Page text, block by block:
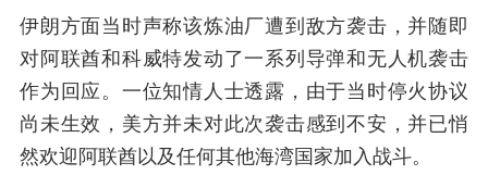
伊朗方面当时声称该炼油厂遭到敌方袭击，并随即
对阿联酋和科威特发动了一系列导弹和无人机袭击
作为回应。一位知情人士透露，由于当时停火协议
尚未生效，美方并未对此次袭击感到不安，并已悄
然欢迎阿联酋以及任何其他海湾国家加入战斗。